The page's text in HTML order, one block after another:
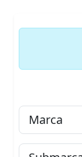
Marca
Submarca